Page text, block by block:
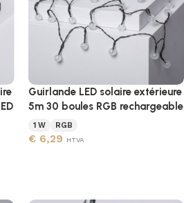
Guirlande LED solaire extérieure
5m 30 boules RGB rechargeable
1 W RGB
€6,29 HTVA